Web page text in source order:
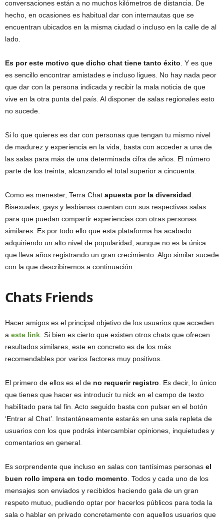
conversaciones están a no muchos kilómetros de distancia. De
hecho, en ocasiones es habitual dar con internautas que se
encuentran ubicados en la misma ciudad o incluso en la calle de al
lado.
Es por este motivo que dicho chat tiene tanto éxito . Y es que
es sencillo encontrar amistades e incluso ligues. No hay nada peor
que dar con la persona indicada y recibir la mala noticia de que
vive en la otra punta del país. Al disponer de salas regionales esto
no sucede.
Si lo que quieres es dar con personas que tengan tu mismo nivel
de madurez y experiencia en la vida, basta con acceder a una de
las salas para más de una determinada cifra de años. El número
parte de los treinta, alcanzando el total superior a cincuenta.
Como es menester, Terra Chat apuesta por la diversidad
Bisexuales, gays y lesbianas cuentan con sus respectivas salas
para que puedan compartir experiencias con otras personas
similares. Es por todo ello que esta plataforma ha acabado
adquiriendo un alto nivel de popularidad, aunque no es la única
que lleva años registrando un gran crecimiento. Algo similar sucede
con la que describiremos a continuación.
Chats Friends
Hacer amigos es el principal objetivo de los usuarios que acceden
a este link . Si bien es cierto que existen otros chats que ofrecen
resultados similares, este en concreto es de los más
recomendables por varios factores muy positivos.
El primero de ellos es el de no requerir registro . Es decir, lo único
que tienes que hacer es introducir tu nick en el campo de texto
habilitado para tal fin. Acto seguido basta con pulsar en el botón
‘Entrar al Chat’. Instantáneamente estarás en una sala repleta de
usuarios con los que podrás intercambiar opiniones, inquietudes y
comentarios en general.
Es sorprendente que incluso en salas con tantísimas personas el
buen rollo impera en todo momento . Todos y cada uno de los
mensajes son enviados y recibidos haciendo gala de un gran
respeto mutuo, pudiendo optar por hacerlos públicos para toda la
sala o hablar en privado concretamente con aquellos usuarios que